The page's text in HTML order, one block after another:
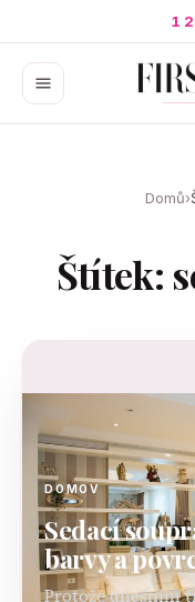
1
Domů›
Štítek:
DOMOV
Sedací
barvy a
Protože dnešním